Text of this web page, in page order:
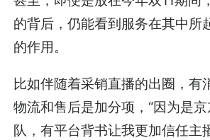
的背后，仍能看到服务在其中所
的作用。
比如伴随着采销直播的出圈，有
物流和售后是加分项，“因为是
队，有平台背书让我更加信任主